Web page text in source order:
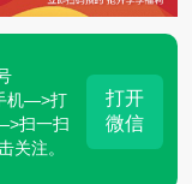
机—>打
扫一扫
注。
打开
微信